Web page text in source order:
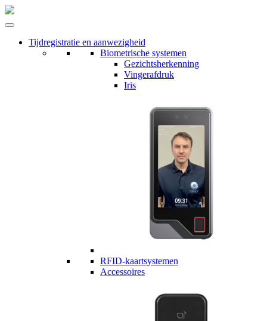
Tijdregistratie en aanwezigheid
Biometrische systemen
Gezichtsherkenning
Vingerafdruk
Iris
RFID-kaartsystemen
Accessoires